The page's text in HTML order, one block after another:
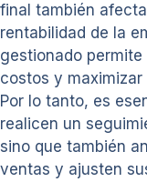
final también
rentabilidad de la
gestionado
costos y
Por lo tanto, es
realicen un
sino que también
ventas y ajusten